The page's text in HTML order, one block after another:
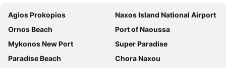
Agios Prokopios
Naxos Island National Airport
Ornos Beach
Port of Naoussa
Mykonos New Port
Super Paradise
Paradise Beach
Chora Naxou